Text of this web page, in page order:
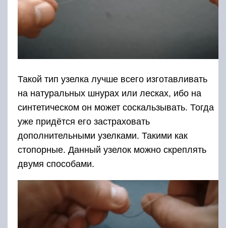
Такой тип узелка лучше всего изготавливать
на натуральных шнурах или лесках, ибо на
синтетическом он может соскальзывать. Тогда
уже придётся его застраховать
дополнительными узелками. Такими как
стопорные. Данный узелок можно скреплять
двумя способами.